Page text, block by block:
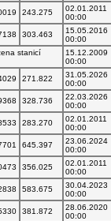
243.275
02.01.2011
00:00
303.463
15.05.2016
00:00
stanicí
15.12.2009
00:00
271.822
31.05.2026
00:00
328.736
22.03.2026
00:00
283.270
02.01.2011
00:00
645.397
23.06.2024
00:00
356.025
02.01.2011
00:00
583.675
30.04.2023
00:00
381.872
28.06.2020
00:00